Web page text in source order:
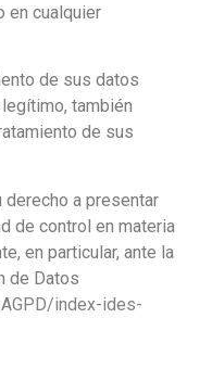
en cualquier
de sus datos
también
de sus
a presentar
de control en materia
en particular, ante la
de Datos
index-ides-